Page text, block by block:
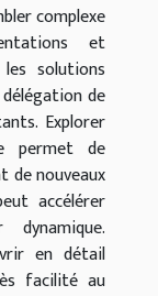
complexe
et
solutions
de
Explorer
permet de
de nouveaux
accélérer
en détail
facilité au